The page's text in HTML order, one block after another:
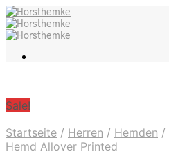
Sale!
Startseite / Herren / Hemden /
Hemd Allover Printed